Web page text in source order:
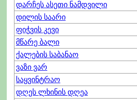
დარჩეს ასეთი ნამდვილი
დილის საარი
ფიჭვის კევი
მწარე ბალი
ქალების საბანაო
ვაზი ვარ
საყვინტრაო
დღეს ლხინის დღეა